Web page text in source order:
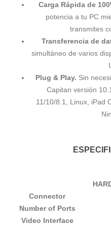
Carga Rápida de
potencia a tu PC
transmites
Transferencia de
simultáneo de varios
Plug & Play. Sin
Capitan versión
11/10/8.1, Linux, iPad
Connector
Number of Ports
Video Interface